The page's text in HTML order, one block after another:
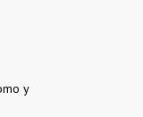
y